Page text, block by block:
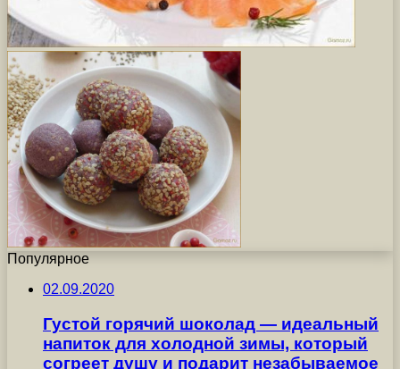
Популярное
02.09.2020
Густой горячий шоколад — идеальный
напиток для холодной зимы, который
согреет душу и подарит незабываемое